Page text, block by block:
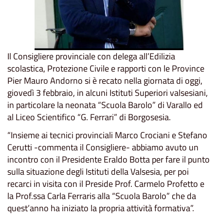
Il Consigliere provinciale con delega all’Edilizia
scolastica, Protezione Civile e rapporti con le Province
Pier Mauro Andorno si è recato nella giornata di oggi,
giovedì 3 febbraio, in alcuni Istituti Superiori valsesiani,
in particolare la neonata “Scuola Barolo” di Varallo ed
al Liceo Scientifico “G. Ferrari” di Borgosesia.
“Insieme ai tecnici provinciali Marco Crociani e Stefano
Cerutti -commenta il Consigliere- abbiamo avuto un
incontro con il Presidente Eraldo Botta per fare il punto
sulla situazione degli Istituti della Valsesia, per poi
recarci in visita con il Preside Prof. Carmelo Profetto e
la Prof.ssa Carla Ferraris alla “Scuola Barolo” che da
quest’anno ha iniziato la propria attività formativa”.